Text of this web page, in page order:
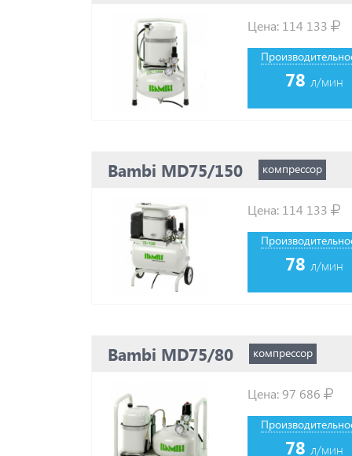
Цена: 114 133
78 л/мин
Bambi MD75/150 компрессор
Цена: 114 133
78 л/мин
Bambi MD75/80 компрессор
Цена:97 686
78 л/мин